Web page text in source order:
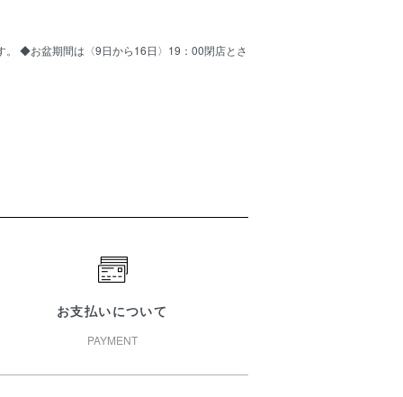
。 ◆お盆期間は〈9日から16日〉19：00閉店とさ
お支払いについて
PAYMENT